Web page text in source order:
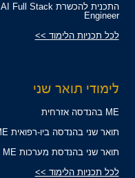
התכנית להכשרת AI Full Stack
Engineer
לכל תכניות הלימוד >>
לימודי תואר שני
ME בהנדסה אזרחית
תואר שני בהנדסה ביו-רפואית ME
תואר שני בהנדסת מערכות ME
לכל תכניות הלימוד >>